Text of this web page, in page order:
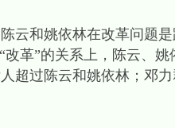
和姚依林在改革问题是
改革”的关系上，陈云、
超过陈云和姚依林；邓